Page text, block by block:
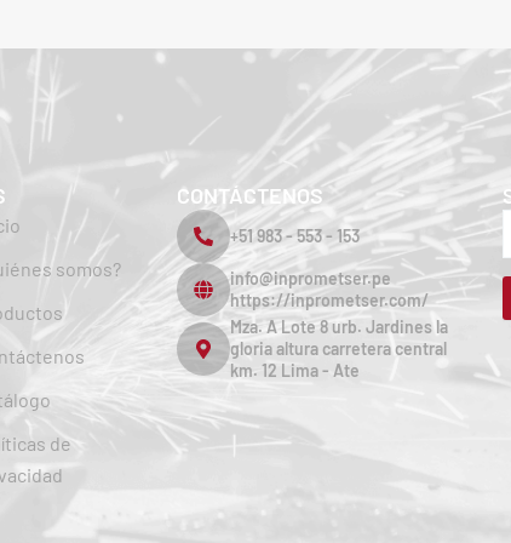
somos?
de
CONTÁCTENOS
+51 983 - 553 - 153
info@inprometser.pe
https://inprometser.com/
Mza. A Lote 8 urb. Jardines la
gloria altura carretera central
km. 12 Lima - Ate